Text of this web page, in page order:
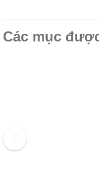
Các mục